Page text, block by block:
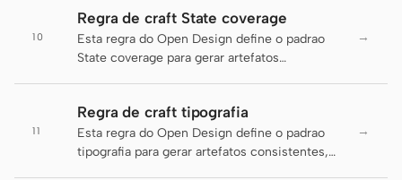
Slides Imagem
Vídeo Sistema de design
Criador solo Designer
Engenharia Product Managers
10
Regra de craft State coverage
Esta regra do Open Design define o padrao
State coverage para gerar artefatos
→
11
Regra de craft tipografia
Esta regra do Open Design define o padrao
tipografia para gerar artefatos consistentes,
→